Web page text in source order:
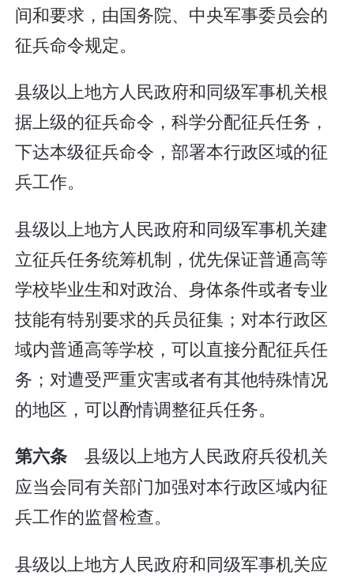
间和要求，由国务院、中央军事委员会的
征兵命令规定。
县级以上地方人民政府和同级军事机关根
据上级的征兵命令，科学分配征兵任务，
下达本级征兵命令，部署本行政区域的征
兵工作。
县级以上地方人民政府和同级军事机关建
立征兵任务统筹机制，优先保证普通高等
学校毕业生和对政治、身体条件或者专业
技能有特别要求的兵员征集；对本行政区
域内普通高等学校，可以直接分配征兵任
务；对遭受严重灾害或者有其他特殊情况
的地区，可以酌情调整征兵任务。
第六条 县级以上地方人民政府兵役机关
应当会同有关部门加强对本行政区域内征
兵工作的监督检查。
县级以上地方人民政府和同级军事机关应